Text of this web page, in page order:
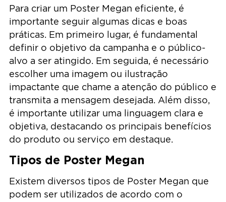
Para criar um Poster Megan eficiente, é
importante seguir algumas dicas e boas
práticas. Em primeiro lugar, é fundamental
definir o objetivo da campanha e o público-
alvo a ser atingido. Em seguida, é necessário
escolher uma imagem ou ilustração
impactante que chame a atenção do público e
transmita a mensagem desejada. Além disso,
é importante utilizar uma linguagem clara e
objetiva, destacando os principais benefícios
do produto ou serviço em destaque.
Tipos de Poster Megan
Existem diversos tipos de Poster Megan que
podem ser utilizados de acordo com o